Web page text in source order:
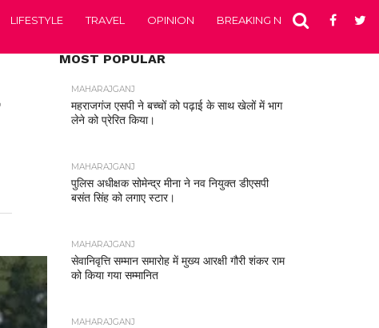
LIFESTYLE TRAVEL OPINION BREAKING NEWS
MOST POPULAR
MAHARAJGANJ
महराजगंज एसपी ने बच्चों को पढ़ाई के साथ खेलों में भाग
लेने को प्रेरित किया।
MAHARAJGANJ
पुलिस अधीक्षक सोमेन्द्र मीना ने नव नियुक्त डीएसपी
बसंत सिंह को लगाए स्टार।
MAHARAJGANJ
सेवानिवृत्ति सम्मान समारोह में मुख्य आरक्षी गौरी शंकर राम
को किया गया सम्मानित
MAHARAJGANJ